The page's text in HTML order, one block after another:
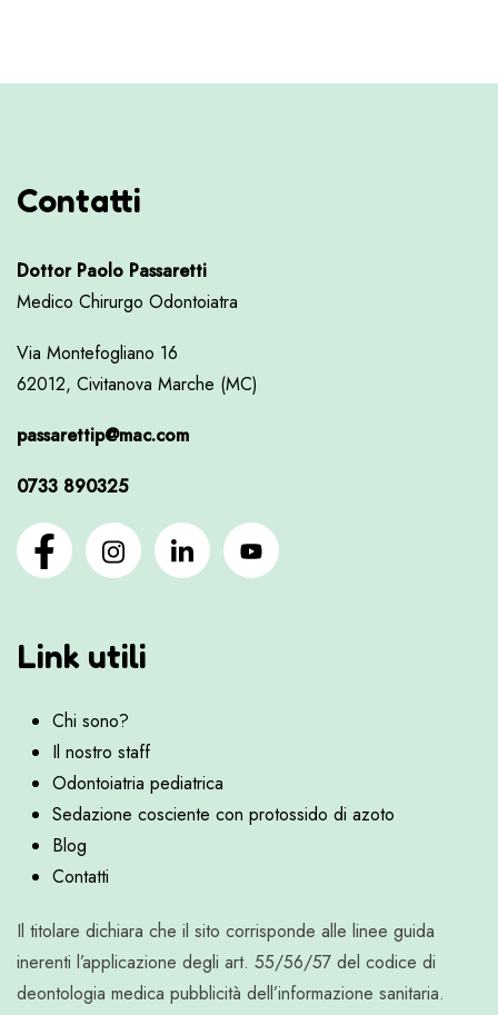
Contatti
Dottor Paolo Passaretti
Medico Chirurgo Odontoiatra
Via Montefogliano 16
62012, Civitanova Marche (MC)
passarettip@mac.com
0733 890325
Link utili
Chi sono?
Il nostro staff
Odontoiatria pediatrica
Sedazione cosciente con protossido di azoto
Blog
Contatti
Il titolare dichiara che il sito corrisponde alle linee guida
inerenti l’applicazione degli art. 55/56/57 del codice di
deontologia medica pubblicità dell’informazione sanitaria.